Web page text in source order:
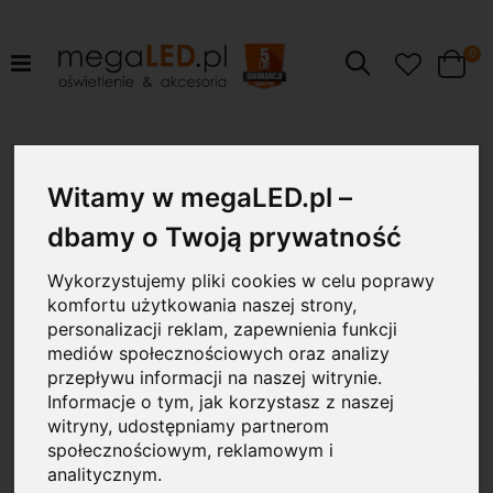
Witamy w megaLED.pl –
dbamy o Twoją prywatność
Wykorzystujemy pliki cookies w celu poprawy
komfortu użytkowania naszej strony,
personalizacji reklam, zapewnienia funkcji
mediów społecznościowych oraz analizy
przepływu informacji na naszej witrynie.
Informacje o tym, jak korzystasz z naszej
witryny, udostępniamy partnerom
społecznościowym, reklamowym i
analitycznym.
Szukaj Cart
0
Przejdź
koniec
galerii